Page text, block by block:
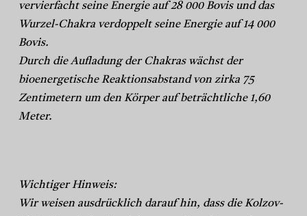
vervierfacht seine Energie auf 28 000 Bovis und das
Wurzel-Chakra verdoppelt seine Energie auf 14 000
Bovis.
Durch die Aufladung der Chakras wächst der
bioenergetische Reaktionsabstand von zirka 75
Zentimetern um den Körper auf beträchtliche 1,60
Meter.
Wichtiger Hinweis:
Wir weisen ausdrücklich darauf hin, dass die Kolzov-